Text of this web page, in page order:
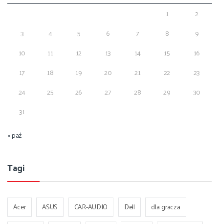
1
2
3
4 5 6 7 8
9
10
11 12 13 14 15
16
17
18 19 20 21 22
23
24
25 26 27 28 29
30
31
« paź
Tagi
Acer ASUS CAR-AUDIO Dell
dla gracza